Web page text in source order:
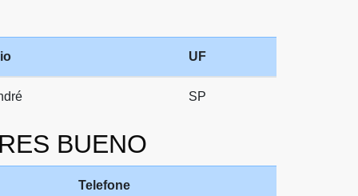
UF
SP
BUENO
Telefone